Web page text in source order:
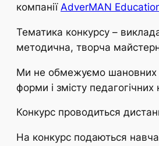
компанії AdverMAN
Тематика конкурсу –
методична, творча
Ми не обмежуємо шановних
форми і змісту педагогічних
Конкурс проводиться
На конкурс подаються